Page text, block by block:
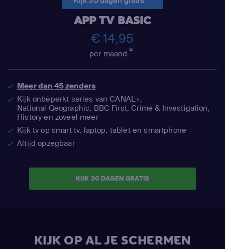
APP TV BASIC
€ 14,95
per maand(2)
Meer dan 45 zenders
Kijk onbeperkt series van CANAL+,
National Geographic, BBC First, Crime & Investigation,
History en zoveel meer
Kijk tv op smart tv, laptop, tablet en smartphone
Altijd opzegbaar
KIJK 30 DAGEN GRATIS
KIJK OP AL JE SCHERMEN